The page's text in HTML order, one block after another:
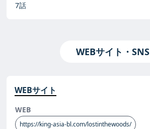
7話
WEBサイト・SNS
WEBサイト
WEB
https://king-asia-bl.com/lostinthewoods/